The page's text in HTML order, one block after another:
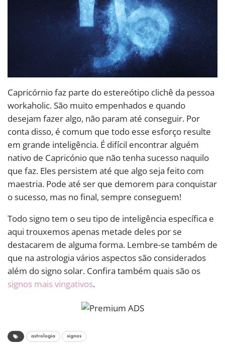
Capricórnio faz parte do estereótipo clichê da pessoa
workaholic. São muito empenhados e quando
desejam fazer algo, não param até conseguir. Por
conta disso, é comum que todo esse esforço resulte
em grande inteligência. É difícil encontrar alguém
nativo de Capricónio que não tenha sucesso naquilo
que faz. Eles persistem até que algo seja feito com
maestria. Pode até ser que demorem para conquistar
o sucesso, mas no final, sempre conseguem!
Todo signo tem o seu tipo de inteligência específica e
aqui trouxemos apenas metade deles por se
destacarem de alguma forma. Lembre-se também de
que na astrologia vários aspectos são considerados
além do signo solar. Confira também quais são os
signos mais vingativos.
astrologia signos